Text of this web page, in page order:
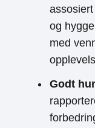
og
med
Godt